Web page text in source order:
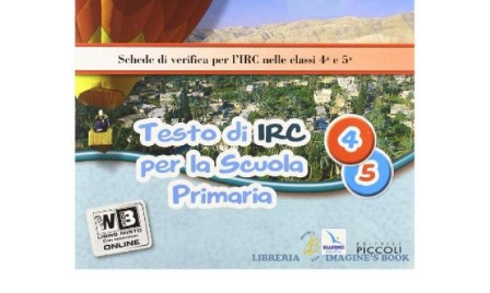
ACQUISTA